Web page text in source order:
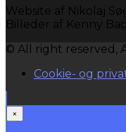
Website af Nikolaj
Billeder af Kenny
© All right reserved,
Cookie- og
×